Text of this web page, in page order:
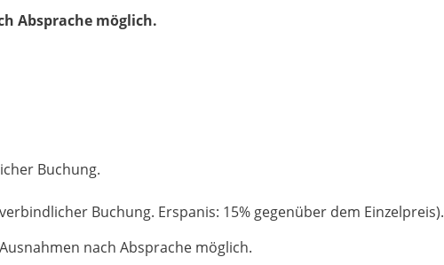
Absprache möglich.
Buchung.
Buchung. Erspanis: 15% gegenüber dem Einzelpreis).
nach Absprache möglich.